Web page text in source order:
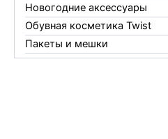
Новогодние аксессуары
Обувная косметика Twist
Пакеты и мешки
Перчатки